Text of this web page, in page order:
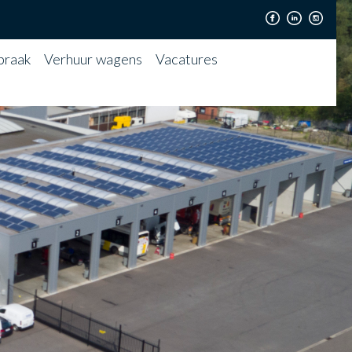
Verhuur wagens
Vacatures